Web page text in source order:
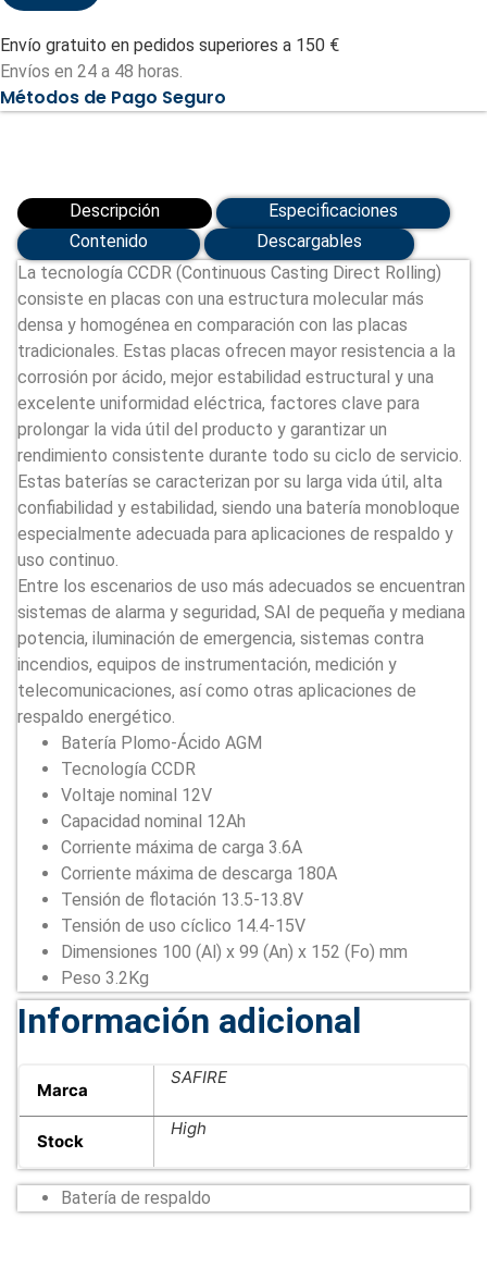
plomo
AGM
(BATT-
1212-
CCDR)
cantidad
Envío gratuito en pedidos superiores a 150 €
Envíos en 24 a 48 horas.
Métodos de Pago Seguro
Descripción
Especificaciones
Contenido
Descargables
La tecnología CCDR (Continuous Casting Direct Rolling)
consiste en placas con una estructura molecular más
densa y homogénea en comparación con las placas
tradicionales. Estas placas ofrecen mayor resistencia a la
corrosión por ácido, mejor estabilidad estructural y una
excelente uniformidad eléctrica, factores clave para
prolongar la vida útil del producto y garantizar un
rendimiento consistente durante todo su ciclo de servicio.
Estas baterías se caracterizan por su larga vida útil, alta
confiabilidad y estabilidad, siendo una batería monobloque
especialmente adecuada para aplicaciones de respaldo y
uso continuo.
Entre los escenarios de uso más adecuados se encuentran
sistemas de alarma y seguridad, SAI de pequeña y mediana
potencia, iluminación de emergencia, sistemas contra
incendios, equipos de instrumentación, medición y
telecomunicaciones, así como otras aplicaciones de
respaldo energético.
Batería Plomo-Ácido AGM
Tecnología CCDR
Voltaje nominal 12V
Capacidad nominal 12Ah
Corriente máxima de carga 3.6A
Corriente máxima de descarga 180A
Tensión de flotación 13.5-13.8V
Tensión de uso cíclico 14.4-15V
Dimensiones 100 (Al) x 99 (An) x 152 (Fo) mm
Peso 3.2Kg
Información adicional
Marca
SAFIRE
Stock
High
Batería de respaldo